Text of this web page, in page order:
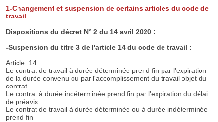
1-Changement et suspension de certains articles du code de
travail
Dispositions du décret N° 2 du 14 avril 2020 :
-Suspension du titre 3 de l'article 14 du code de travail :
Article. 14 :
Le contrat de travail à durée déterminée prend fin par l'expiration
de la durée convenu ou par l'accomplissement du travail objet du
contrat.
Le contrat à durée indéterminée prend fin par l'expiration du délai
de préavis.
Le contrat de travail à durée déterminée ou à durée indéterminée
prend fin :